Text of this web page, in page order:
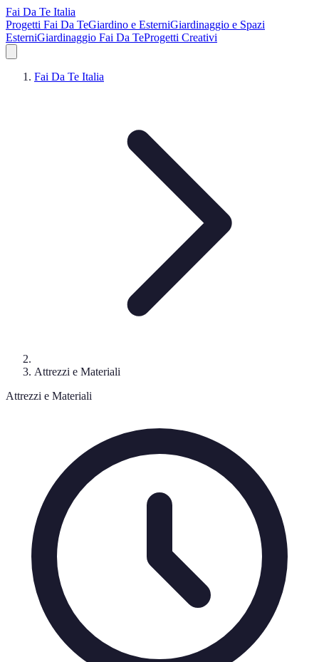
Fai Da Te Italia
Progetti Fai Da TeGiardino e EsterniGiardinaggio e Spazi
EsterniGiardinaggio Fai Da TeProgetti Creativi
Fai Da Te Italia
Attrezzi e Materiali
Attrezzi e Materiali